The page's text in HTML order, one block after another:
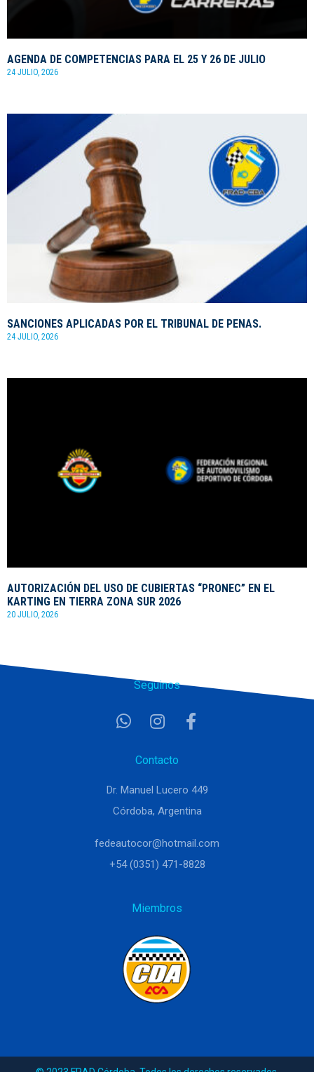
AGENDA DE COMPETENCIAS PARA EL 25 Y 26 DE JULIO
24 JULIO, 2026
SANCIONES APLICADAS POR EL TRIBUNAL DE PENAS.
24 JULIO, 2026
AUTORIZACIÓN DEL USO DE CUBIERTAS “PRONEC” EN EL
KARTING EN TIERRA ZONA SUR 2026
20 JULIO, 2026
Seguinos
Contacto
Dr. Manuel Lucero 449
Córdoba, Argentina
fedeautocor@hotmail.com
+54 (0351) 471-8828
Miembros